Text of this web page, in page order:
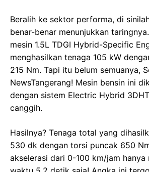
Beralih ke sektor performa, di
benar-benar menunjukkan
mesin 1.5L TDGI Hybrid-Specific
menghasilkan tenaga 105 kW
215 Nm. Tapi itu belum semuanya,
NewsTangerang! Mesin bensin ini
dengan sistem Electric Hybrid
canggih.
Hasilnya? Tenaga total yang
530 dk dengan torsi puncak 650
akselerasi dari 0-100 km/jam hanya